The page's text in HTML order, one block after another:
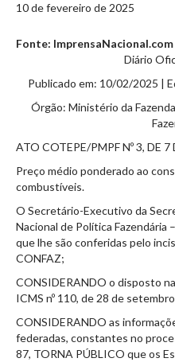
10 de fevereiro de 2025
Fonte: ImprensaNacional.com
Diário
Publicado em: 10/02/2025 |
Órgão: Ministério da
ATO COTEPE/PMPF Nº 3, DE 7
Preço médio ponderado ao
combustíveis.
O Secretário-Executivo da
Nacional de Política Fazendária
que lhe são conferidas pelo
CONFAZ;
CONSIDERANDO o disposto
ICMS nº 110, de 28 de
CONSIDERANDO as
federadas, constantes no
87, TORNA PÚBLICO que os